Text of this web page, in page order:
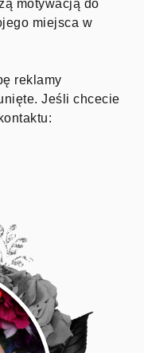
motywacją do
miejsca w
reklamy
Jeśli chcecie